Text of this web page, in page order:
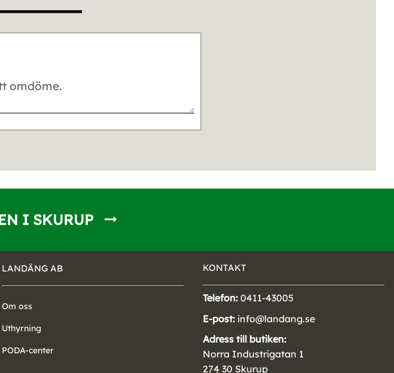
I SKURUP
LANDÄNG AB
Om oss
Uthyrning
PODA-center
KONTAKT
Telefon: 0411-43005
E-post: info@landang.se
Adress till butiken:
Norra Industrigatan 1
274 30 Skurup